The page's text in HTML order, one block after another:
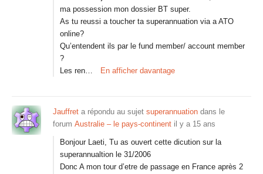
ma possession mon dossier BT super.
As tu reussi a toucher ta superannuation via a ATO
online?
Qu’entendent ils par le fund member/ account member
?
Les ren…
En afficher davantage
Jauffret a répondu au sujet superannuation dans le
forum Australie – le pays-continent il y a 15 ans
Bonjour Laeti, Tu as ouvert cette dicution sur la
superannualtion le 31/2006
Donc A mon tour d’etre de passage en France après 2